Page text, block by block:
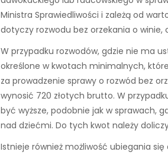
Ministra Sprawiedliwości i zależą od
dotyczy rozwodu bez orzekania o winie,
W przypadku rozwodów, gdzie nie ma
określone w kwotach minimalnych,
za prowadzenie sprawy o rozwód bez
wynosić 720 złotych brutto. W
być wyższe, podobnie jak w sprawach,
nad dziećmi. Do tych kwot należy
Istnieje również możliwość ubiegania